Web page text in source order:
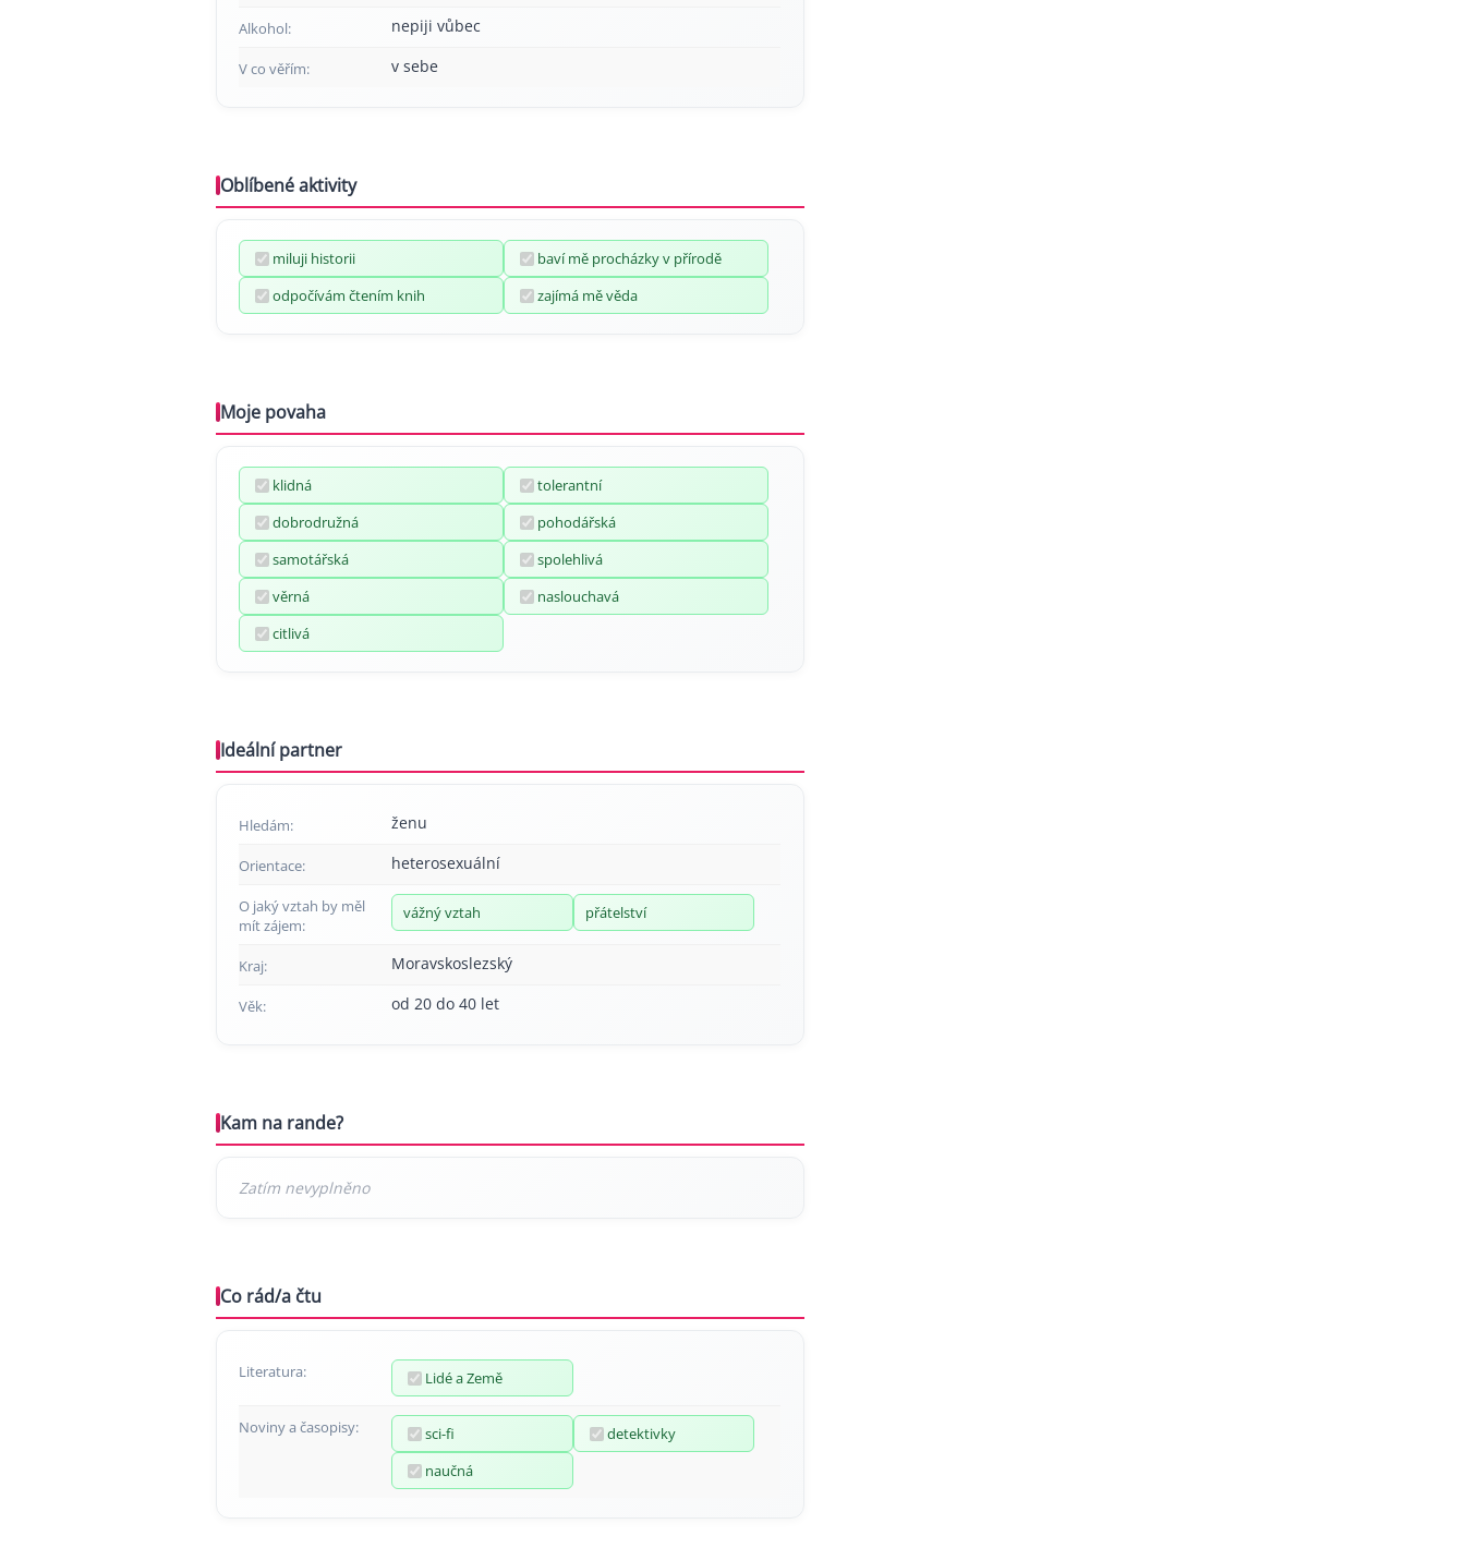
Alkohol: nepiji vůbec
V co věřím: v sebe
Oblíbené aktivity
miluji historii
baví mě procházky v přírodě
odpočívám čtením knih
zajímá mě věda
Moje povaha
klidná
tolerantní
dobrodružná
pohodářská
samotářská
spolehlivá
věrná
naslouchavá
citlivá
Ideální partner
Hledám: ženu
Orientace: heterosexuální
O jaký vztah by měl
mít zájem:
vážný vztah přátelství
Kraj: Moravskoslezský
Věk: od 20 do 40 let
Kam na rande?
Co rád/a čtu
Literatura: Lidé a Země
Noviny a časopisy: sci-fi
detektivky
naučná